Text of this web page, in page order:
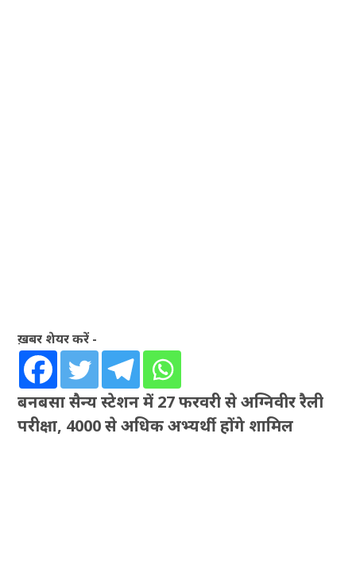
ख़बर शेयर करें -
बनबसा सैन्य स्टेशन में 27 फरवरी से अग्निवीर रैली
परीक्षा, 4000 से अधिक अभ्यर्थी होंगे शामिल